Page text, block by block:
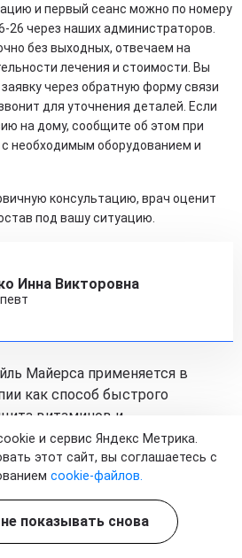
и первый сеанс можно по номеру
26 через наших администраторов.
без выходных, отвечаем на
лечения и стоимости. Вы
через обратную форму связи
для уточнения деталей. Если
на дому, сообщите об этом при
необходимым оборудованием и
консультацию, врач оценит
под вашу ситуацию.
Инна Викторовна
Майерса применяется в
как способ быстрого
витаминов и
введение
компонентам сразу
и участвовать в
Такой подход
поддержки иммунной системы,
хронической усталости и
и сервис Яндекс Метрика.
этот сайт, вы соглашаетесь с
cookie-файлов.
показывать снова